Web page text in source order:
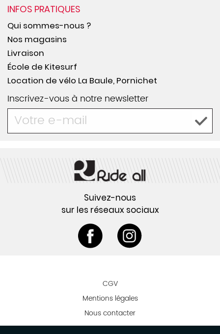
INFOS PRATIQUES
Qui sommes-nous ?
Nos magasins
Livraison
École de Kitesurf
Location de vélo La Baule, Pornichet
Inscrivez-vous à notre newsletter
Suivez-nous
sur les réseaux sociaux
CGV
Mentions légales
Nous contacter